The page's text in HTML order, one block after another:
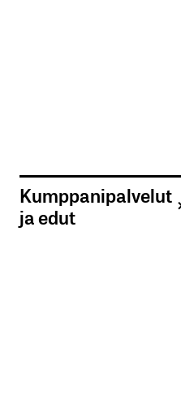
Kumppanipalvelut
ja edut